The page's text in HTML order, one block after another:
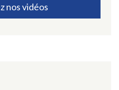
nos vidéos